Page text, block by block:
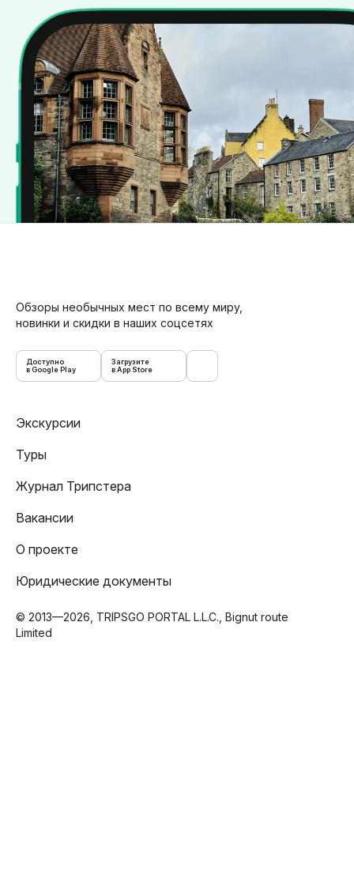
Обзоры необычных мест по всему миру,
новинки и скидки в наших соцсетях
Доступно
в Google Play
Загрузите
в App Store
Экскурсии
Туры
Журнал Трипстера
Вакансии
О проекте
Юридические документы
© 2013—2026, TRIPSGO PORTAL L.L.C., Bignut route
Limited